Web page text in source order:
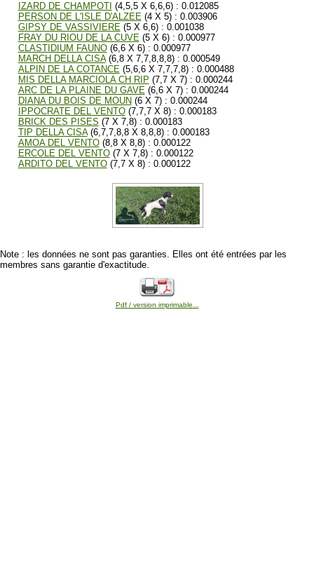
IZARD DE CHAMPOTI (4,5,5 X 6,6,6) : 0.012085
PERSON DE L'ISLE D'ALZEE(4 X 5) : 0.003906
GIPSY DE VASSIVIERE(5 X 6,6) : 0.001038
FRAY DU RIOU DE LA CUVE(5 X 6) : 0.000977
CLASTIDIUM FAUNO(6,6 X 6) : 0.000977
MARCH DELLA CISA(6,8 X 7,7,8,8,8) : 0.000549
ALPIN DE LA COTANCE(5,6,6 X 7,7,7,8) : 0.000488
MIS DELLA MARCIOLA CH RIP (7,7 X 7) : 0.000244
ARC DE LA PLAINE DU GAVE(6,6 X 7) : 0.000244
DIANA DU BOIS DE MOUN (6 X 7) : 0.000244
IPPOCRATE DEL VENTO(7,7,7 X 8) : 0.000183
BRICK DES PISES (7 X 7,8) : 0.000183
TIP DELLA CISA(6,7,7,8,8 X 8,8,8) : 0.000183
AMOA DEL VENTO(8,8 X 8,8) : 0.000122
ERCOLE DEL VENTO(7 X 7,8) : 0.000122
ARDITO DEL VENTO(7,7 X 8) : 0.000122
Note : les données ne sont pas garanties. Elles ont été entrées par les
membres sans garantie d'exactitude.
Pdf / version imprimable...